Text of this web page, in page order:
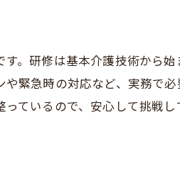
する研修
。研修は基本介護技術から
緊急時の対応など、実務で
ているので、安心して挑戦し